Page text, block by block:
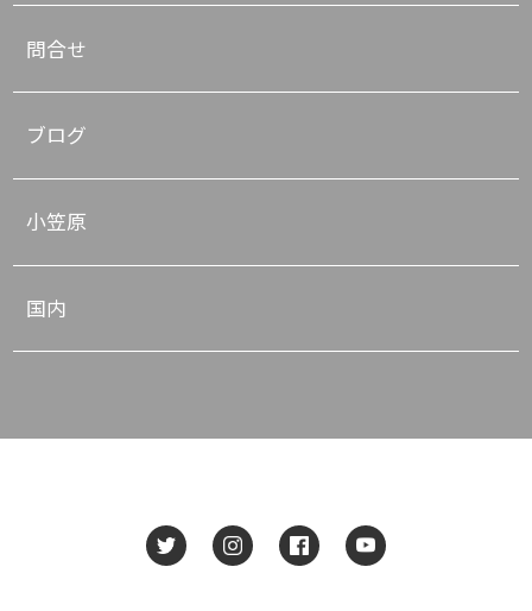
問合せ
ブログ
小笠原
国内